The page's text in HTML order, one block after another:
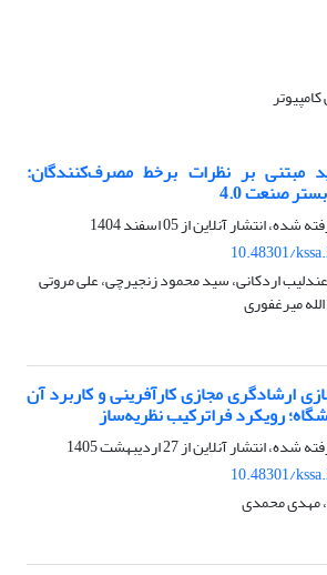
بر نظرات برخط مصرف‌کنندگان:
صنعت 4.0
شده، انتشار آنلاین از05 اسفند 1404
10.48301/
اردکانی، سید محمود زنجیرچی، علی مروتی
میرغفوری
ارشادگری مجازی کارآفرینی و کاربرد آن
رویکرد فراترکیب نظریه‌ساز
شده، انتشار آنلاین از27 اردیبهشت 1405
10.48301/
مهدی محمدی